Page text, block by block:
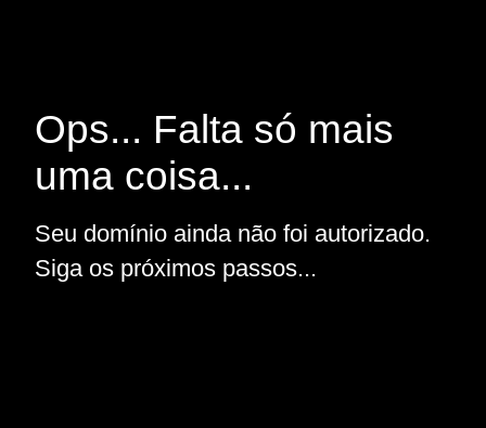
Ops... Falta só mais
uma coisa...
Seu domínio ainda não foi autorizado.
Siga os próximos passos...